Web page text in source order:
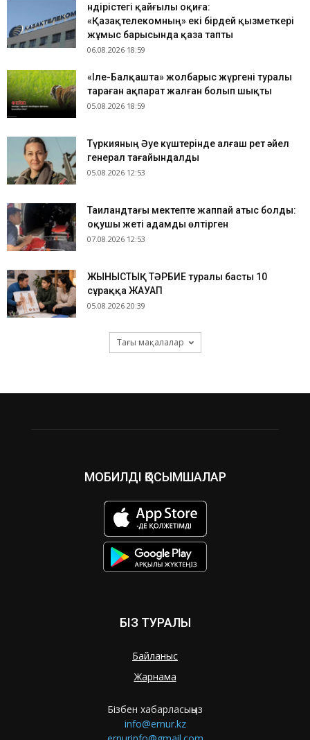
Өндірістегі қайғылы оқиға:
«Қазақтелекомның» екі бірдей қызметкері
жұмыс барысында қаза тапты
06.08.2026 18:59
«Іле-Балқашта» жолбарыс жүргені туралы
тараған ақпарат жалған болып шықты
05.08.2026 18:59
Түркияның Әуе күштерінде алғаш рет әйел
генерал тағайындалды
05.08.2026 12:53
Таиландтағы мектепте жаппай атыс болды:
оқушы жеті адамды өлтірген
07.08.2026 12:53
ЖЫНЫСТЫҚ ТӘРБИЕ туралы басты 10
сұраққа ЖАУАП
05.08.2026 20:39
Тағы мақалалар
МОБИЛДІ ҚОСЫМШАЛАР
БІЗ ТУРАЛЫ
Байланыс
Жарнама
Бізбен хабарласыңыз
info@ernur.kz